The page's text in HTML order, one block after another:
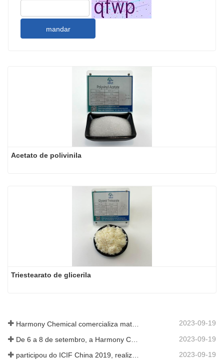
mandar
Acetato de polivinila
Triestearato de glicerila
2023-09-19
2023-09-19
participou do ICIF China 2019, realizado de 16 a 18 de setembro de 2019 em Xangai, China. 2023-09-19